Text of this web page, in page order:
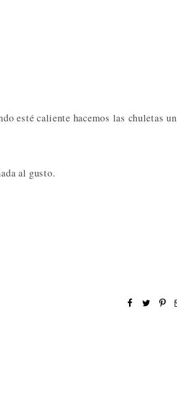
esté caliente hacemos las chuletas
al gusto.